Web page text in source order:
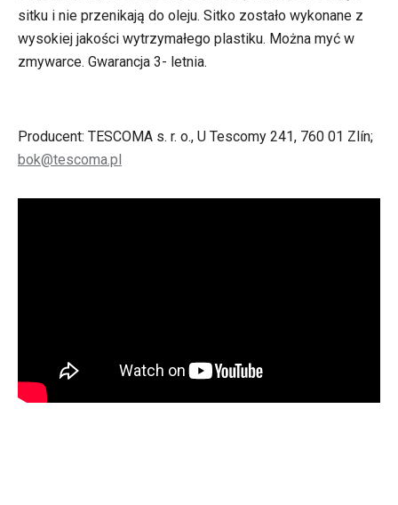
sitku i nie przenikają do oleju. Sitko zostało wykonane z
wysokiej jakości wytrzymałego plastiku. Można myć w
zmywarce. Gwarancja 3- letnia.
Producent: TESCOMA s. r. o., U Tescomy 241, 760 01 Zlín;
bok@tescoma.pl